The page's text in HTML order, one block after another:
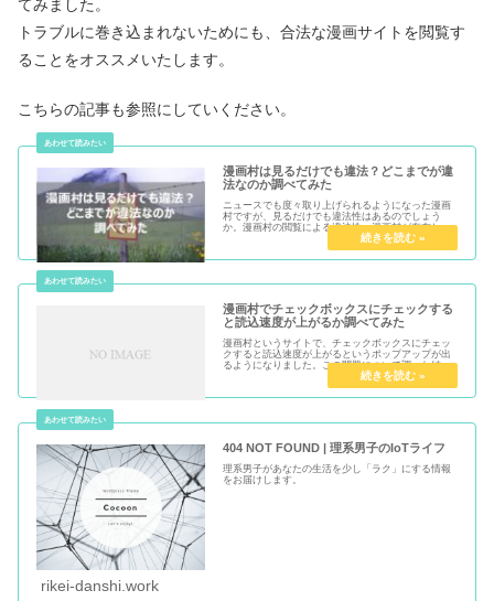
てみました。
トラブルに巻き込まれないためにも、合法な漫画サイトを閲覧す
ることをオススメいたします。
こちらの記事も参照にしていください。
漫画村は見るだけでも違法？どこまでが違
法なのか調べてみた
ニュースでも度々取り上げられるようになった漫画
村ですが、見るだけでも違法性はあるのでしょう
か。漫画村の閲覧による違法性、漫画村が存在して
いる理由について調べてみました。 注意 ※本記事は
違法な漫画サイトを推奨するものではありません。
合法の漫...
漫画村でチェックボックスにチェックする
と読込速度が上がるか調べてみた
漫画村というサイトで、チェックボックスにチェッ
クすると読込速度が上がるというポップアップが出
るようになりました。この問題について調べた結果
についてまとめます。 注意 ※本記事は違法な漫画サ
イトを推奨するものではありません。合法の漫画ダ
ウンロ...
404 NOT FOUND | 理系男子のIoTライフ
理系男子があなたの生活を少し「ラク」にする情報
をお届けします。
rikei-danshi.work